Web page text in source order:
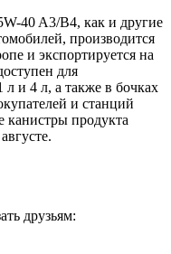
40 A3/B4, как и другие
производится
и экспортируется на
для
л и 4 л, а также в бочках
и станций
канистры продукта
друзьям: